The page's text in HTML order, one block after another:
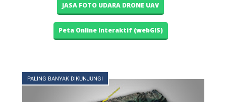
JASA FOTO UDARA DRONE UAV
Peta Online Interaktif (webGIS)
PALING BANYAK DIKUNJUNGI